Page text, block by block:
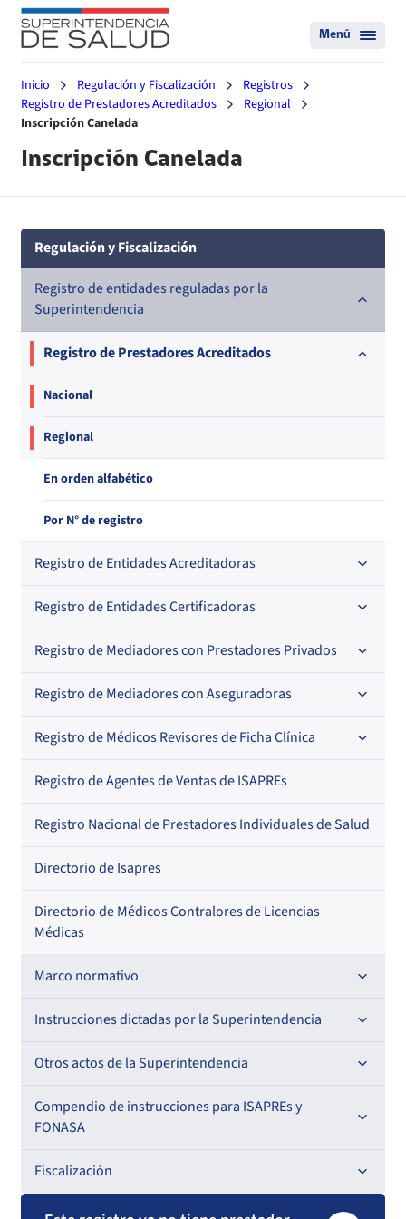
Menú
Inicio Regulación y Fiscalización
Registros
Registro de Prestadores Acreditados
Regional
Inscripción Canelada
Inscripción Canelada
Regulación y Fiscalización
Registro de entidades reguladas por la
Superintendencia
Registro de Prestadores Acreditados
Nacional
Regional
En orden alfabético
Por N° de registro
Registro de Entidades Acreditadoras
En orden alfabético
Por N° de registro
Regional
Registro de Entidades Certificadoras
Por orden alfabético
Por N° de registro
Registro de Mediadores con Prestadores Privados
Por orden alfabético
Por N° de registro
Por profesión
Regional
Registro de Mediadores con Aseguradoras
Regional
Por orden alfabético
Por profesión
Registro de Médicos Revisores de Ficha Clínica
Regional
Por orden alfabético
Por especialidad
Registro de Agentes de Ventas de ISAPREs
Registro Nacional de Prestadores Individuales de Salud
Directorio de Isapres
Directorio de Médicos Contralores de Licencias
Médicas
Marco normativo
Leyes
Decretos con Fuerza de Ley
Decretos
Instrucciones dictadas por la Superintendencia
Para ISAPREs y FONASA
Circulares
Resoluciones
Para Prestadores Institucionales
Circulares internas
Circulares
Para Entidades Certificadoras
Otros actos de la Superintendencia
Antecedentes preparatorios de normas que afecten a
EMT Ley N° 20.416
Comisión Evaluadora de Licitaciones Públicas
Convenios de colaboración
Compendio de instrucciones para ISAPREs y
FONASA
Compendio Beneficios
Compendio de Archivos Maestros
Fiscalización
Informes de fiscalización